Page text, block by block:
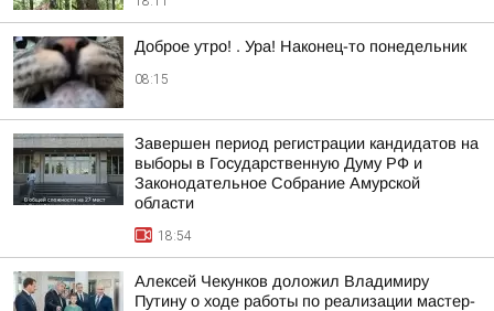
Доброе утро! . Ура! Наконец-то понедельник
08:15
Завершен период регистрации кандидатов на
выборы в Государственную Думу РФ и
Законодательное Собрание Амурской
области
18:54
Алексей Чекунков доложил Владимиру
Путину о ходе работы по реализации мастер-